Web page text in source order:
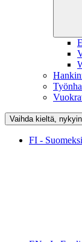
Vaihda kieltä,
FI - Suomeksi